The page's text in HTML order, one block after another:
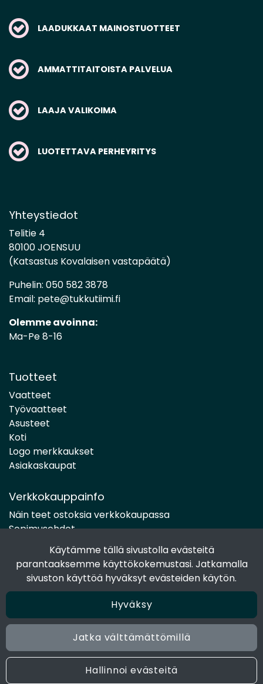
Käytämme tällä sivustolla evästeitä
parantaaksemme käyttökokemustasi. Jatkamalla
sivuston käyttöä hyväksyt evästeiden käytön.
Hyväksy
Jatka välttämättömillä
Hallinnoi evästeitä
LAADUKKAAT MAINOSTUOTTEET
AMMATTITAITOISTA PALVELUA
LAAJA VALIKOIMA
LUOTETTAVA PERHEYRITYS
Yhteystiedot
Telitie 4
80100 JOENSUU
(Katsastus Kovalaisen vastapäätä)
Puhelin: 050 582 3878
Email: pete@tukkutiimi.fi
Olemme avoinna:
Ma-Pe 8-16
Tuotteet
Vaatteet
Työvaatteet
Asusteet
Koti
Logo merkkaukset
Asiakaskaupat
Verkkokauppainfo
Näin teet ostoksia verkkokaupassa
Sopimusehdot
Toimitustavat
Maksutavat
Tietosuojaseloste
Seuraa sosiaalisessa mediassa
Facebook
Instagram